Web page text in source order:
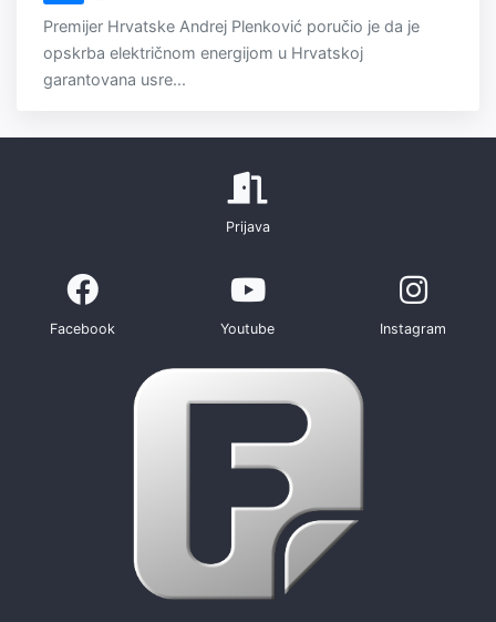
Premijer Hrvatske Andrej Plenković poručio je da je
opskrba električnom energijom u Hrvatskoj
garantovana usre...
Prijava
Facebook Youtube Instagram